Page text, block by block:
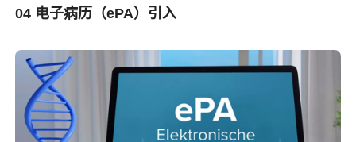
04 电子病历（ePA）引入